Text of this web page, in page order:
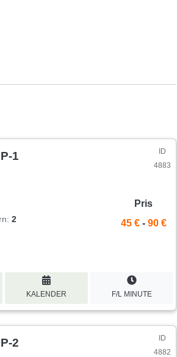
1
ID
4883
2
Pris
45 € - 90 €
KALENDER F/L MINUTE
2
ID
4882